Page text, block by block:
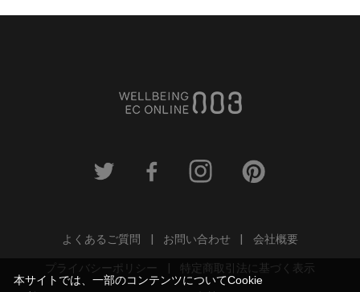
よくあるご質問 お問い合わせ
会社概要
プライバシーポリシー
特定商取引法に基づく表示
本サイトでは、一部のコンテンツについてCookie